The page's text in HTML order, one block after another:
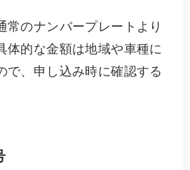
常のナンバープレートより
体的な金額は地域や車種に
で、申し込み時に確認する